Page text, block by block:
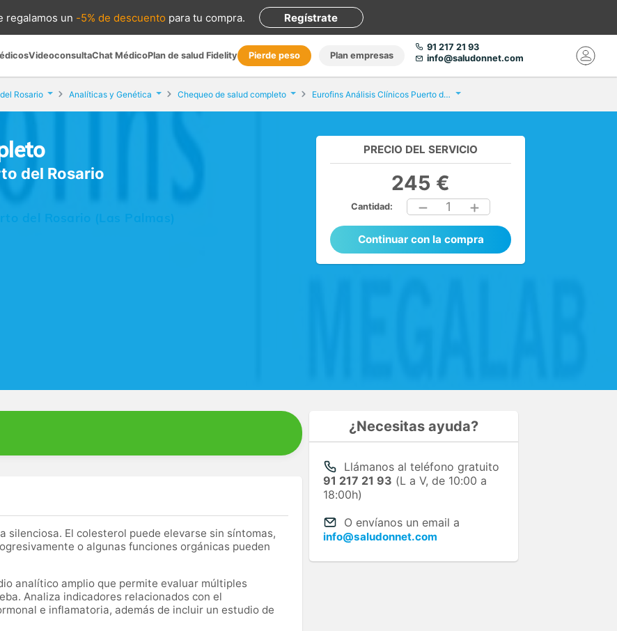
regalamos un -5% de descuento para tu compra. Regístrate
VideoconsultaChat MédicoPlan de salud Fidelity Pierde peso Plan empresas
91 217 21 93
info@saludonnet.com
Rosario Analíticas y Genética Chequeo de salud completo Eurofins Análisis Clínicos Puerto del Rosario
del Rosario
del Rosario (Las Palmas)
PRECIO DEL SERVICIO
245 €
Cantidad: 1
Continuar con la compra
silenciosa. El colesterol puede elevarse sin síntomas,
o algunas funciones orgánicas pueden
analítico amplio que permite evaluar múltiples
Analiza indicadores relacionados con el
e inflamatoria, además de incluir un estudio de
¿Necesitas ayuda?
Llámanos al teléfono gratuito
91 217 21 93 (L a V, de 10:00 a
18:00h)
O envíanos un email a
info@saludonnet.com